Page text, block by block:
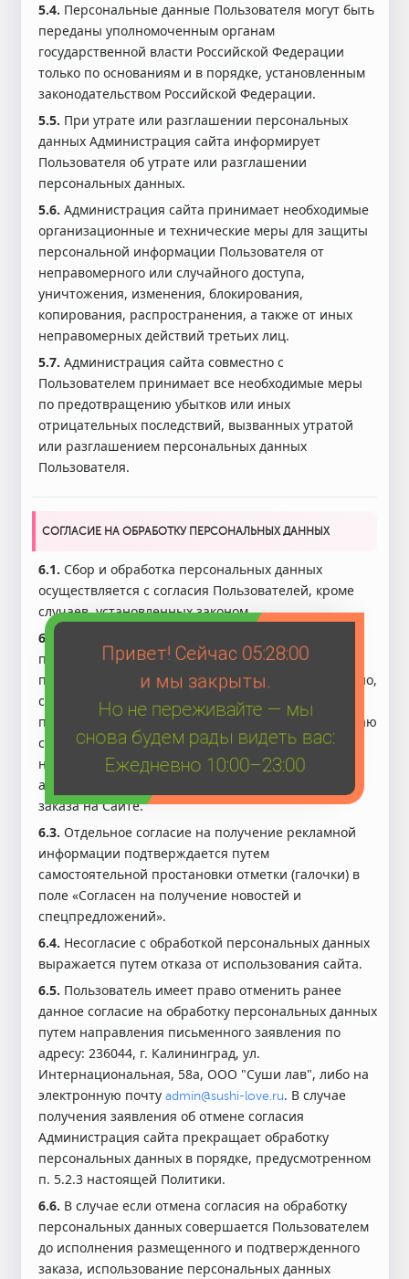
Привет! Сейчас 05:28:00
и мы закрыты.
Но не переживайте — мы
снова будем рады видеть вас:
Ежедневно 10:00–23:00
5.4. Персональные данные Пользователя могут быть
переданы уполномоченным органам
государственной власти Российской Федерации
только по основаниям и в порядке, установленным
законодательством Российской Федерации.
5.5. При утрате или разглашении персональных
данных Администрация сайта информирует
Пользователя об утрате или разглашении
персональных данных.
5.6. Администрация сайта принимает необходимые
организационные и технические меры для защиты
персональной информации Пользователя от
неправомерного или случайного доступа,
уничтожения, изменения, блокирования,
копирования, распространения, а также от иных
неправомерных действий третьих лиц.
5.7. Администрация сайта совместно с
Пользователем принимает все необходимые меры
по предотвращению убытков или иных
отрицательных последствий, вызванных утратой
или разглашением персональных данных
Пользователя.
СОГЛАСИЕ НА ОБРАБОТКУ ПЕРСОНАЛЬНЫХ ДАННЫХ
6.1. Сбор и обработка персональных данных
осуществляется с согласия Пользователей, кроме
случаев, установленных законом.
6.2.
персональных данных считается полученным при
предоставлении им персональных данных свободно,
своей волей и в своем интересе и подтверждается
путем проставления отметки (галочки) в поле «Я даю
согласие на обработку персональных данных» и
нажатия кнопки «Оформить заказ» (или
аналогичной) при регистрации или оформлении
заказа на Сайте.
6.3. Отдельное согласие на получение рекламной
информации подтверждается путем
самостоятельной простановки отметки (галочки) в
поле «Согласен на получение новостей и
спецпредложений».
6.4. Несогласие с обработкой персональных данных
выражается путем отказа от использования сайта.
6.5. Пользователь имеет право отменить ранее
данное согласие на обработку персональных данных
путем направления письменного заявления по
адресу: 236044, г. Калининград, ул.
Интернациональная, 58а, ООО "Суши лав", либо на
электронную почту admin@sushi-love.ru. В случае
получения заявления об отмене согласия
Администрация сайта прекращает обработку
персональных данных в порядке, предусмотренном
п. 5.2.3 настоящей Политики.
6.6. В случае если отмена согласия на обработку
персональных данных совершается Пользователем
до исполнения размещенного и подтвержденного
заказа, использование персональных данных